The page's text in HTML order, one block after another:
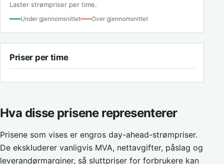
Laster strømpriser per time.
Under gjennomsnittet Over gjennomsnittet
Priser per time
Hva disse prisene representerer
Prisene som vises er engros day-ahead-strømpriser.
De ekskluderer vanligvis MVA, nettavgifter, påslag og
leverandørmarginer, så sluttpriser for forbrukere kan